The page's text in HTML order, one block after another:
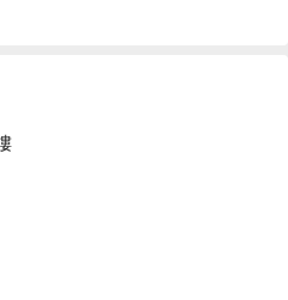
球課、綜合棒球課
院長，透過學苑實踐並推廣過